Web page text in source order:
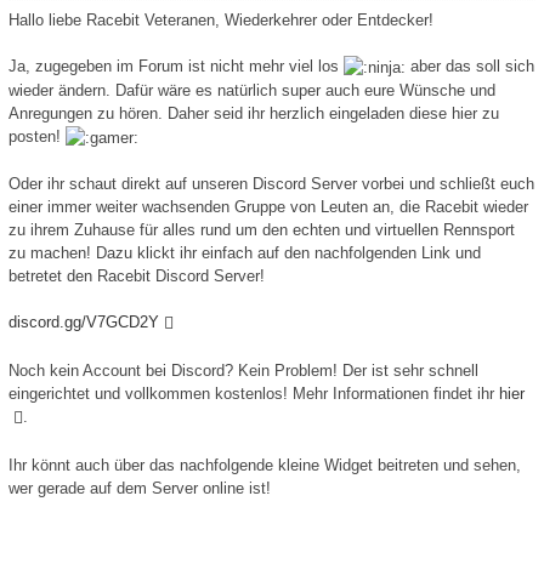
Hallo liebe Racebit Veteranen, Wiederkehrer oder Entdecker!
Ja, zugegeben im Forum ist nicht mehr viel los
aber das soll sich
wieder ändern. Dafür wäre es natürlich super auch eure Wünsche und
Anregungen zu hören. Daher seid ihr herzlich eingeladen diese hier zu
posten!
Oder ihr schaut direkt auf unseren Discord Server vorbei und schließt euch
einer immer weiter wachsenden Gruppe von Leuten an, die Racebit wieder
zu ihrem Zuhause für alles rund um den echten und virtuellen Rennsport
zu machen! Dazu klickt ihr einfach auf den nachfolgenden Link und
betretet den Racebit Discord Server!
discord.gg/V7GCD2Y
Noch kein Account bei Discord? Kein Problem! Der ist sehr schnell
eingerichtet und vollkommen kostenlos! Mehr Informationen findet ihr hier
.
Ihr könnt auch über das nachfolgende kleine Widget beitreten und sehen,
wer gerade auf dem Server online ist!